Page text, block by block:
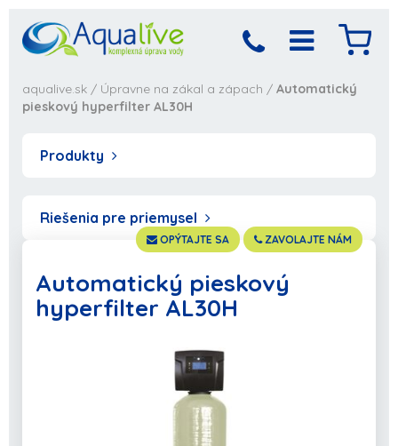
aqualive.sk / Úpravne na zákal a zápach / Automatický
pieskový hyperfilter AL30H
Produkty
Riešenia pre priemysel
OPÝTAJTE SA ZAVOLAJTE NÁM
Automatický pieskový
hyperfilter AL30H
do košíka
POKRAČOVAŤ V NAKUPOVANÍ
spracováva,
počkajte prosím...